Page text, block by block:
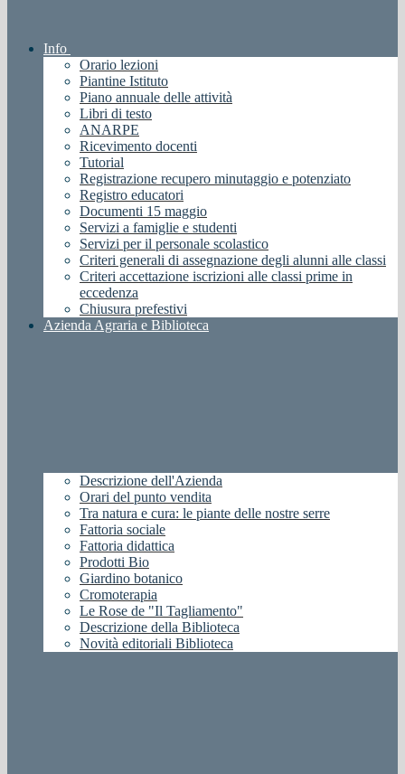
Info
Orario lezioni
Piantine Istituto
Piano annuale delle attività
Libri di testo
ANARPE
Ricevimento docenti
Tutorial
Registrazione recupero minutaggio e potenziato
Registro educatori
Documenti 15 maggio
Servizi a famiglie e studenti
Servizi per il personale scolastico
Criteri generali di assegnazione degli alunni alle classi
Criteri accettazione iscrizioni alle classi prime in
eccedenza
Chiusura prefestivi
Azienda Agraria e Biblioteca
Descrizione dell'Azienda
Orari del punto vendita
Tra natura e cura: le piante delle nostre serre
Fattoria sociale
Fattoria didattica
Prodotti Bio
Giardino botanico
Cromoterapia
Le Rose de "Il Tagliamento"
Descrizione della Biblioteca
Novità editoriali Biblioteca